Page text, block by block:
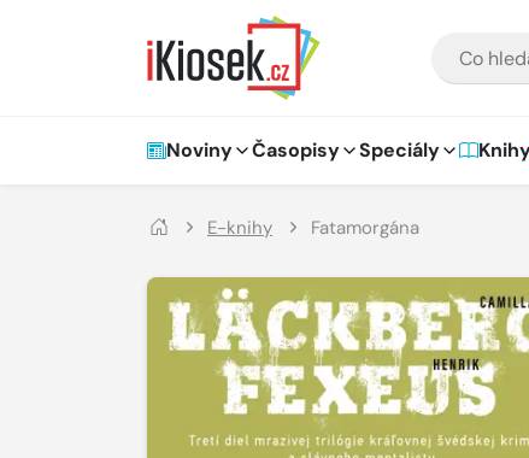
Hlavní navigace
Noviny Časopisy Speciály
E-knihy Fatamorgána